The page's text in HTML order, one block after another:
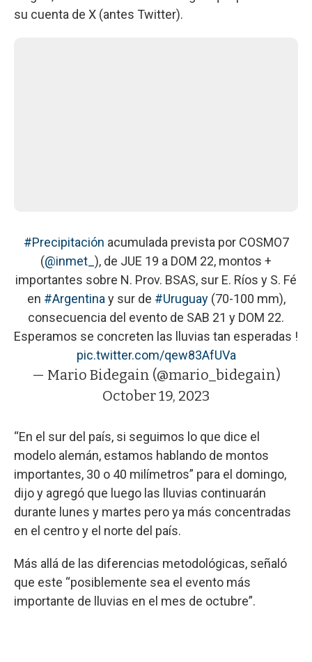
su cuenta de X (antes Twitter).
#Precipitación acumulada prevista por COSMO7
(@inmet_ ), de JUE 19 a DOM 22, montos +
importantes sobre N. Prov. BSAS, sur E. Ríos y S. Fé
en #Argentina y sur de #Uruguay(70-100 mm),
consecuencia del evento de SAB 21 y DOM 22.
Esperamos se concreten las lluvias tan esperadas !
pic.twitter.com/qew83AfUVa
— Mario Bidegain (@mario_bidegain)
October 19, 2023
“En el sur del país, si seguimos lo que dice el
modelo alemán, estamos hablando de montos
importantes, 30 o 40 milímetros” para el domingo,
dijo y agregó que luego las lluvias continuarán
durante lunes y martes pero ya más concentradas
en el centro y el norte del país.
Más allá de las diferencias metodológicas, señaló
que este “posiblemente sea el evento más
importante de lluvias en el mes de octubre”.